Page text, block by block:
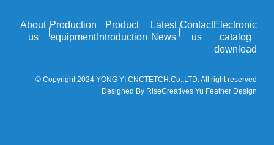
About
us
Production
equipment
Product
Introduction
Latest
News
Contact
us
Electronic
catalog
download
© Copyright 2024 YONG YI CNCTETCH.Co.,LTD. All right reserved
Designed By RiseCreatives Yu Feather Design